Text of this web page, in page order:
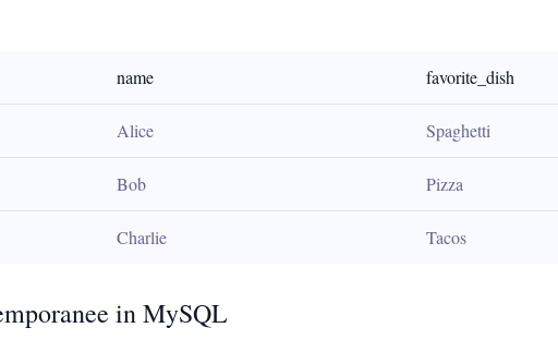
name favorite_dish
Alice Spaghetti
Bob Pizza
Charlie Tacos
in MySQL